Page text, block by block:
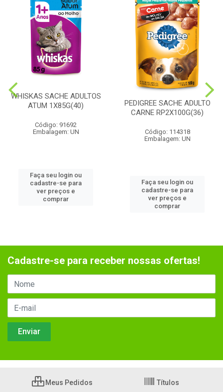
WHISKAS SACHE ADULTOS
ATUM 1X85G(40)
Código: 91692
Embalagem: UN
Faça seu login ou
cadastre-se para
ver preços e
comprar
PEDIGREE SACHE ADULTO
CARNE RP2X100G(36)
Código: 114318
Embalagem: UN
Faça seu login ou
cadastre-se para
ver preços e
comprar
Cadastre-se para receber nossas ofertas!
Meus Pedidos Títulos